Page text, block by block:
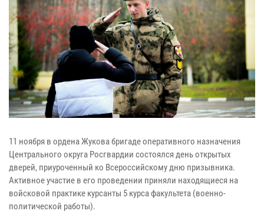
11 ноября в ордена Жукова бригаде оперативного назначения
Центрального округа Росгвардии состоялся день открытых
дверей, приуроченный ко Всероссийскому дню призывника.
Активное участие в его проведении приняли находящиеся на
войсковой практике курсанты 5 курса факультета (военно-
политической работы).